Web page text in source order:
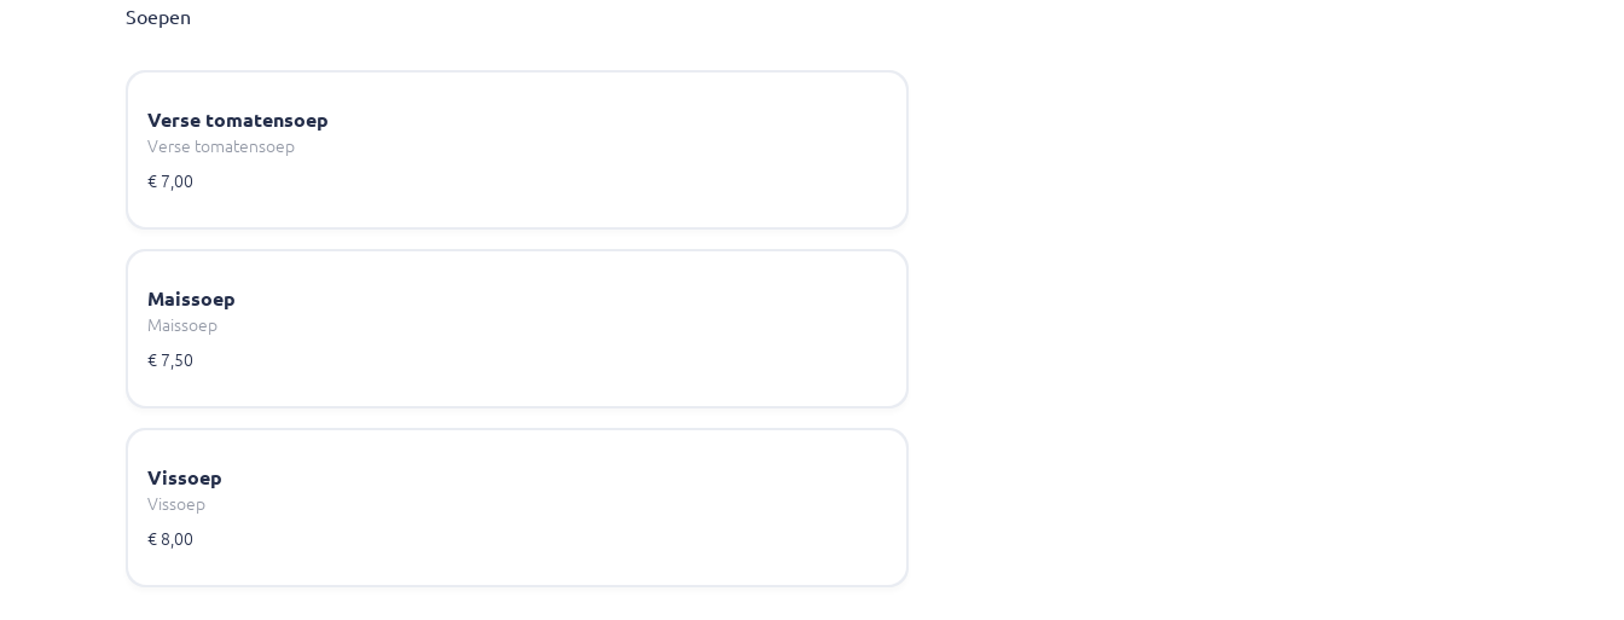
Soepen
Verse tomatensoep
Verse tomatensoep
€ 7,00
Maissoep
Maissoep
€ 7,50
Vissoep
Vissoep
€ 8,00